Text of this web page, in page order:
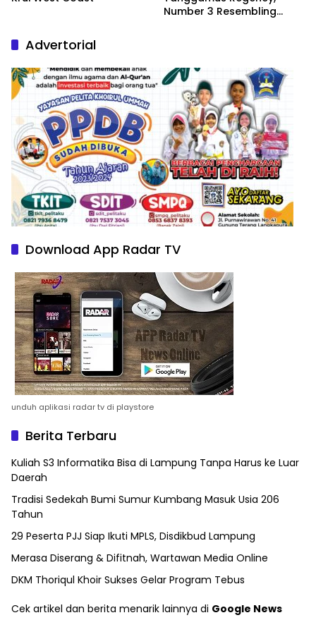
Number 3 Resembling
Advertorial
Download App Radar TV
unduh aplikasi radar tv di playstore
Berita Terbaru
Kuliah S3 Informatika Bisa di Lampung Tanpa Harus ke Luar
Daerah
Tradisi Sedekah Bumi Sumur Kumbang Masuk Usia 206
Tahun
29 Peserta PJJ Siap Ikuti MPLS, Disdikbud Lampung
Merasa Diserang & Difitnah, Wartawan Media Online
DKM Thoriqul Khoir Sukses Gelar Program Tebus
Cek artikel dan berita menarik lainnya di Google News